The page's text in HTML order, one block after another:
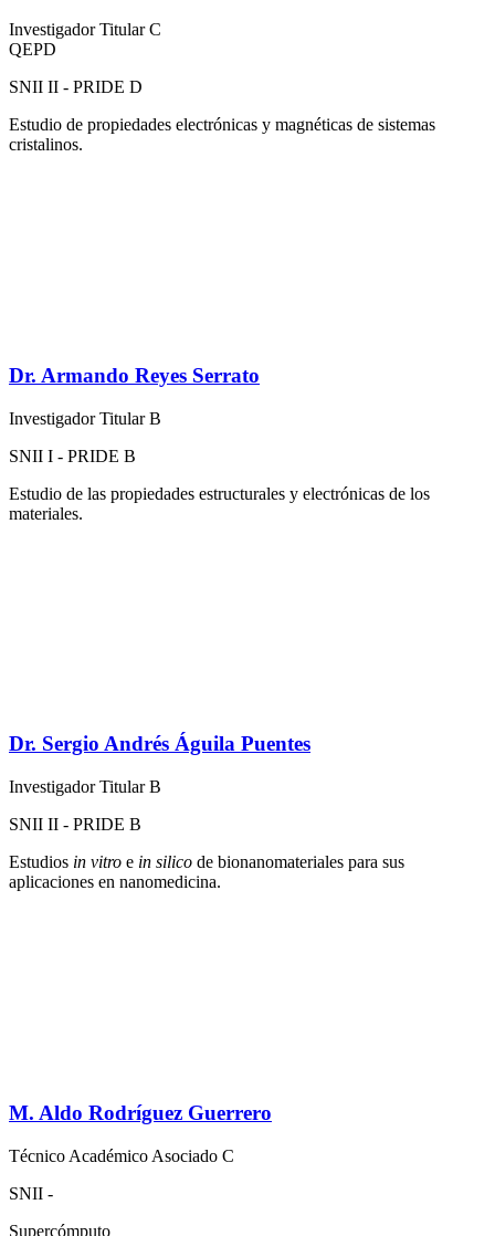
Investigador Titular C
QEPD
SNII II - PRIDE D
Estudio de propiedades electrónicas y magnéticas de sistemas
cristalinos.
Dr. Armando Reyes Serrato
Investigador Titular B
SNII I - PRIDE B
Estudio de las propiedades estructurales y electrónicas de los
materiales.
Dr. Sergio Andrés Águila Puentes
Investigador Titular B
SNII II - PRIDE B
Estudios in vitro e in silico de bionanomateriales para sus
aplicaciones en nanomedicina.
M. Aldo Rodríguez Guerrero
Técnico Académico Asociado C
SNII -
Supercómputo